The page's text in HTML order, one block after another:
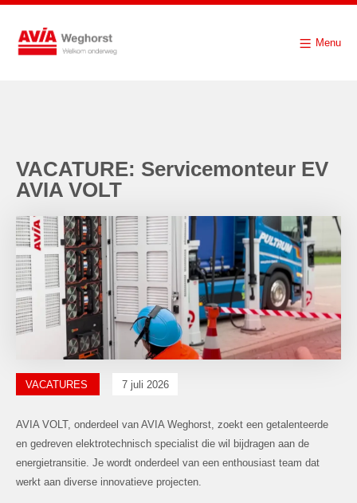
Menu
VACATURE: Servicemonteur EV
AVIA VOLT
VACATURES 7 juli 2026
AVIA VOLT, onderdeel van AVIA Weghorst, zoekt een getalenteerde
en gedreven elektrotechnisch specialist die wil bijdragen aan de
energietransitie. Je wordt onderdeel van een enthousiast team dat
werkt aan diverse innovatieve projecten.